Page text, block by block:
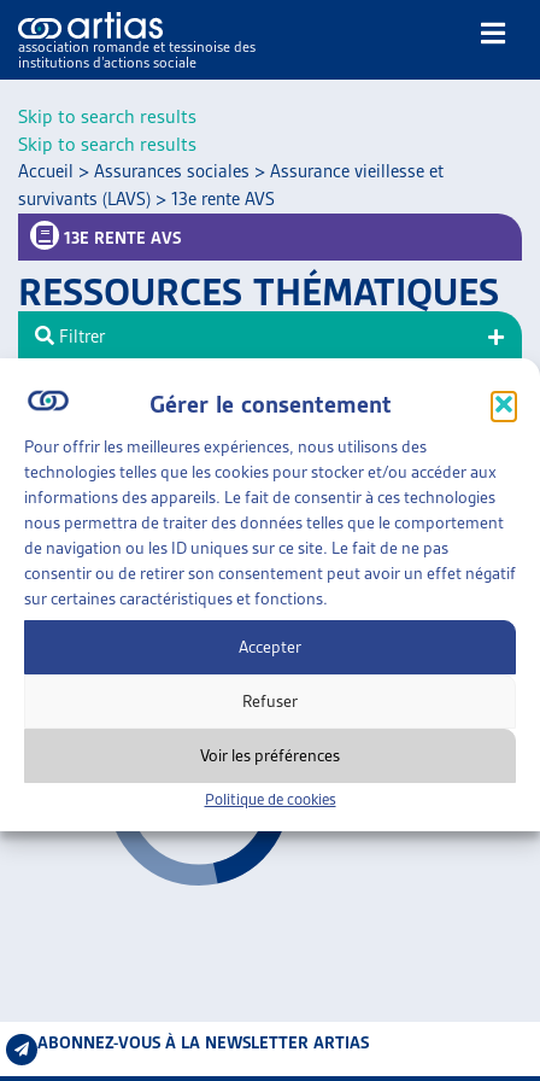
Skip to search results
Gérer le consentement
Pour offrir les meilleures expériences, nous utilisons des
technologies telles que les cookies pour stocker et/ou accéder aux
informations des appareils. Le fait de consentir à ces technologies
nous permettra de traiter des données telles que le comportement
de navigation ou les ID uniques sur ce site. Le fait de ne pas
consentir ou de retirer son consentement peut avoir un effet négatif
sur certaines caractéristiques et fonctions.
Accepter
Refuser
Voir les préférences
Politique de cookies
Skip to search results
association romande et tessinoise des
institutions d’actions sociale
NOS PUBLICATIONS
ARTICLES
DOSSIERS DU MOIS
VEILLE
GUIDE SOCIAL ROMAND
AUTRES
L’ASSOCIATION
PROJETS ET ACTIVITÉS
Accueil > Assurances sociales > Assurance vieillesse et
survivants (LAVS) > 13e rente AVS
13E RENTE AVS
RESSOURCES THÉMATIQUES
ET SURVIVANTS (LAVS)»13E RENTE AVS
MISE EN ŒUVRE ET FINANCEMENT DE LA 13E
RENTE AVS
OFAS, page thématique; communiqués de presse :
2025, mai 2024; article CHSS Sécurité sociale, oct.
13e rente AVS
Filtrer
Trier
ABONNEZ-VOUS À LA NEWSLETTER ARTIAS